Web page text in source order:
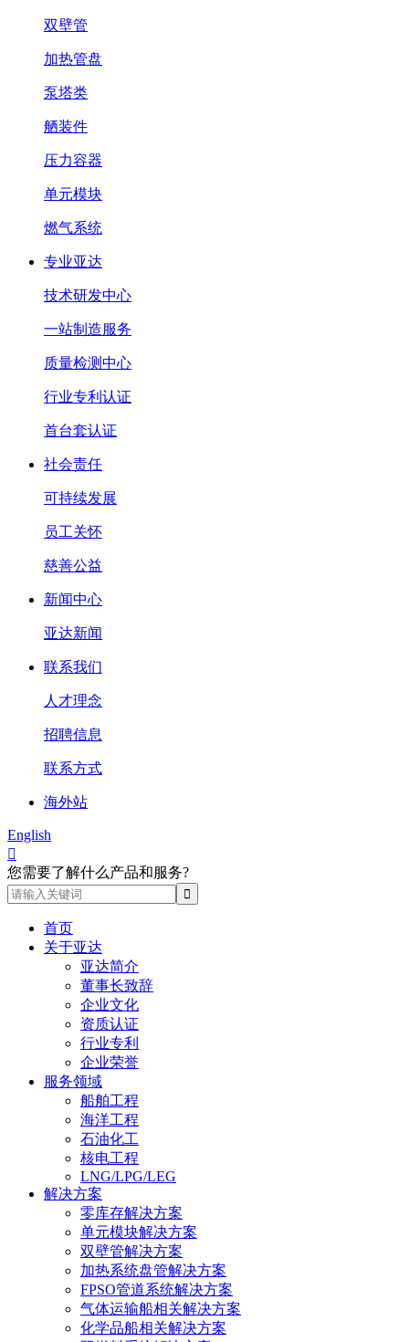
双壁管
加热管盘
泵塔类
舾装件
压力容器
单元模块
燃气系统
专业亚达
技术研发中心
一站制造服务
质量检测中心
行业专利认证
首台套认证
社会责任
可持续发展
员工关怀
慈善公益
新闻中心
亚达新闻
联系我们
人才理念
招聘信息
联系方式
海外站
English

您需要了解什么产品和服务?
首页
关于亚达
亚达简介
董事长致辞
企业文化
资质认证
行业专利
企业荣誉
服务领域
船舶工程
海洋工程
石油化工
核电工程
LNG/LPG/LEG
解决方案
零库存解决方案
单元模块解决方案
双壁管解决方案
加热系统盘管解决方案
FPSO管道系统解决方案
气体运输船相关解决方案
化学品船相关解决方案